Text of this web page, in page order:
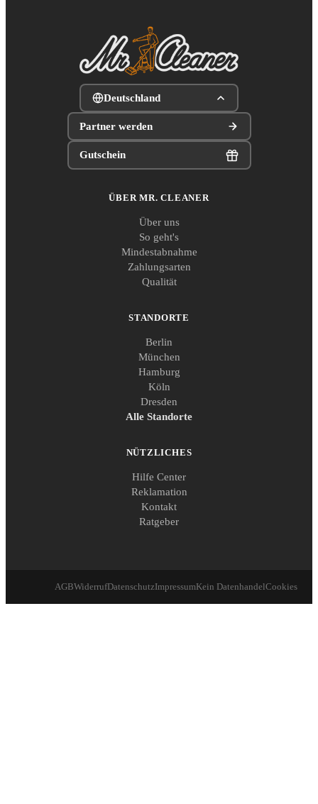
Deutschland
Partner werden
Gutschein
ÜBER MR. CLEANER
Über uns
So geht's
Mindestabnahme
Zahlungsarten
Qualität
STANDORTE
Berlin
München
Hamburg
Köln
Dresden
Alle Standorte
NÜTZLICHES
Hilfe Center
Reklamation
Kontakt
Ratgeber
AGBWiderrufDatenschutzImpressumKein DatenhandelCookies